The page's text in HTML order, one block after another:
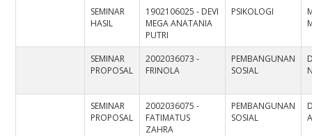
SEMINAR
HASIL
1902106025 - DEVI
MEGA ANATANIA
PUTRI
PSIKOLOGI
SEMINAR
PROPOSAL
2002036073 -
FRINOLA
PEMBANGUNAN
SOSIAL
SEMINAR
PROPOSAL
2002036075 -
FATIMATUS
ZAHRA
PEMBANGUNAN
SOSIAL